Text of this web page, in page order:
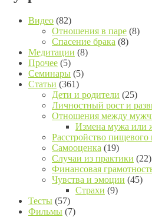
Видео (82)
Отношения в паре (8)
Спасение брака (8)
Медитации (8)
Прочее (5)
Семинары (5)
Статьи (361)
Дети и родители (25)
Личностный рост и
Отношения между
Измена мужа или
Расстройство пищевого
Самооценка (19)
Случаи из практики (22)
Финансовая
Чувства и эмоции (45)
Страхи (9)
Тесты (57)
Фильмы (7)